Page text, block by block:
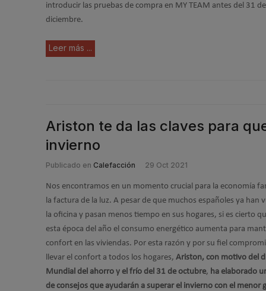
introducir las pruebas de compra en MY TEAM antes del 31 de
diciembre.
Leer más ...
Ariston te da las claves para
invierno
Publicado en Calefacción 29 Oct 2021
Nos encontramos en un momento crucial para la economía
la factura de la luz. A pesar de que muchos españoles ya han
la oficina y pasan menos tiempo en sus hogares, si es cierto
esta época del año el consumo energético aumenta para
confort en las viviendas. Por esta razón y por su fiel
llevar el confort a todos los hogares, Ariston, con motivo del
Mundial del ahorro y el frío del 31 de octubre, ha elaborado
de consejos que ayudarán a superar el invierno con el menor